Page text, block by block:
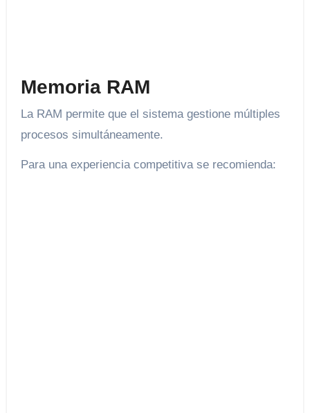
Memoria RAM
La RAM permite que el sistema gestione múltiples
procesos simultáneamente.
Para una experiencia competitiva se recomienda: